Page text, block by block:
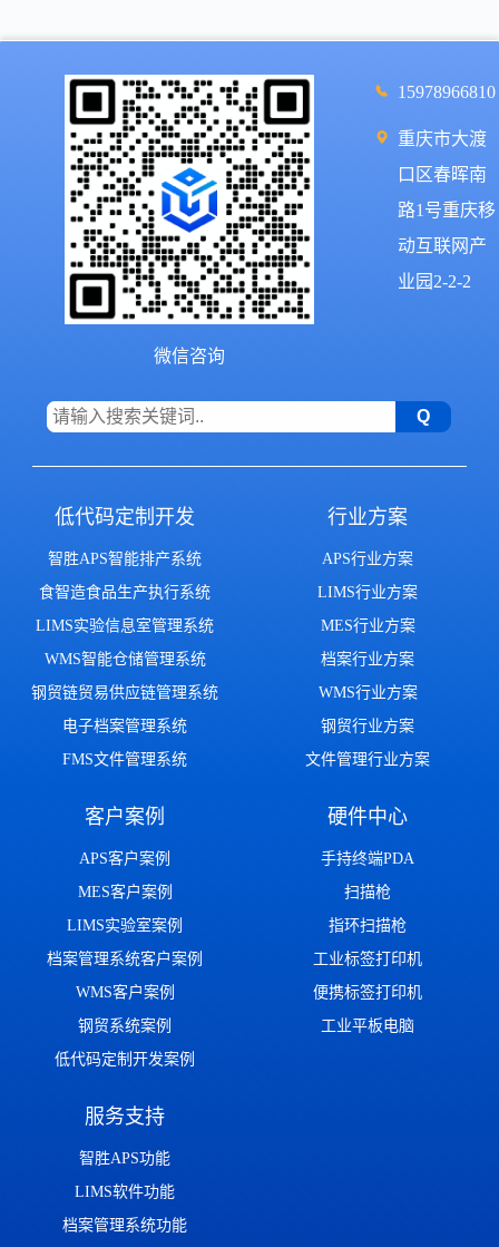
微信咨询
15978966810
重庆市大渡
口区春晖南
路1号重庆移
动互联网产
业园2-2-2
低代码定制开发
智胜APS智能排产系统
食智造食品生产执行系统
LIMS实验信息室管理系统
WMS智能仓储管理系统
钢贸链贸易供应链管理系统
电子档案管理系统
FMS文件管理系统
行业方案
APS行业方案
LIMS行业方案
MES行业方案
档案行业方案
WMS行业方案
钢贸行业方案
文件管理行业方案
客户案例
APS客户案例
MES客户案例
LIMS实验室案例
档案管理系统客户案例
WMS客户案例
钢贸系统案例
低代码定制开发案例
硬件中心
手持终端PDA
扫描枪
指环扫描枪
工业标签打印机
便携标签打印机
工业平板电脑
服务支持
智胜APS功能
LIMS软件功能
档案管理系统功能